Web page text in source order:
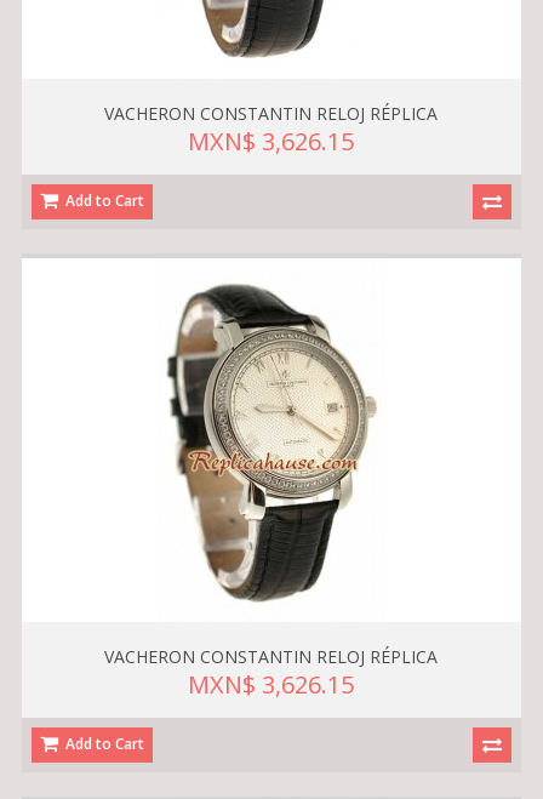
VACHERON CONSTANTIN RELOJ RÉPLICA
MXN$ 3,626.15
Add to Cart
VACHERON CONSTANTIN RELOJ RÉPLICA
MXN$ 3,626.15
Add to Cart